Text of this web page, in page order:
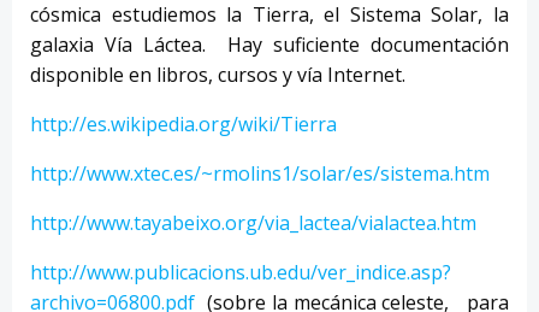
cósmica estudiemos la Tierra, el Sistema Solar, la
galaxia Vía Láctea. Hay suficiente documentación
disponible en libros, cursos y vía Internet.
http://es.wikipedia.org/wiki/Tierra
http://www.xtec.es/~rmolins1/solar/es/sistema.htm
http://www.tayabeixo.org/via_lactea/vialactea.htm
http://www.publicacions.ub.edu/ver_indice.asp?
archivo=06800.pdf (sobre la mecánica celeste, para